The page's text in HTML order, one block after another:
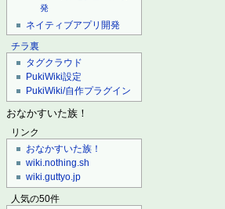
発
ネイティブアプリ開発
チラ裏
タグクラウド
PukiWiki設定
PukiWiki/自作プラグイン
おなかすいた族！
リンク
おなかすいた族！
wiki.nothing.sh
wiki.guttyo.jp
人気の50件